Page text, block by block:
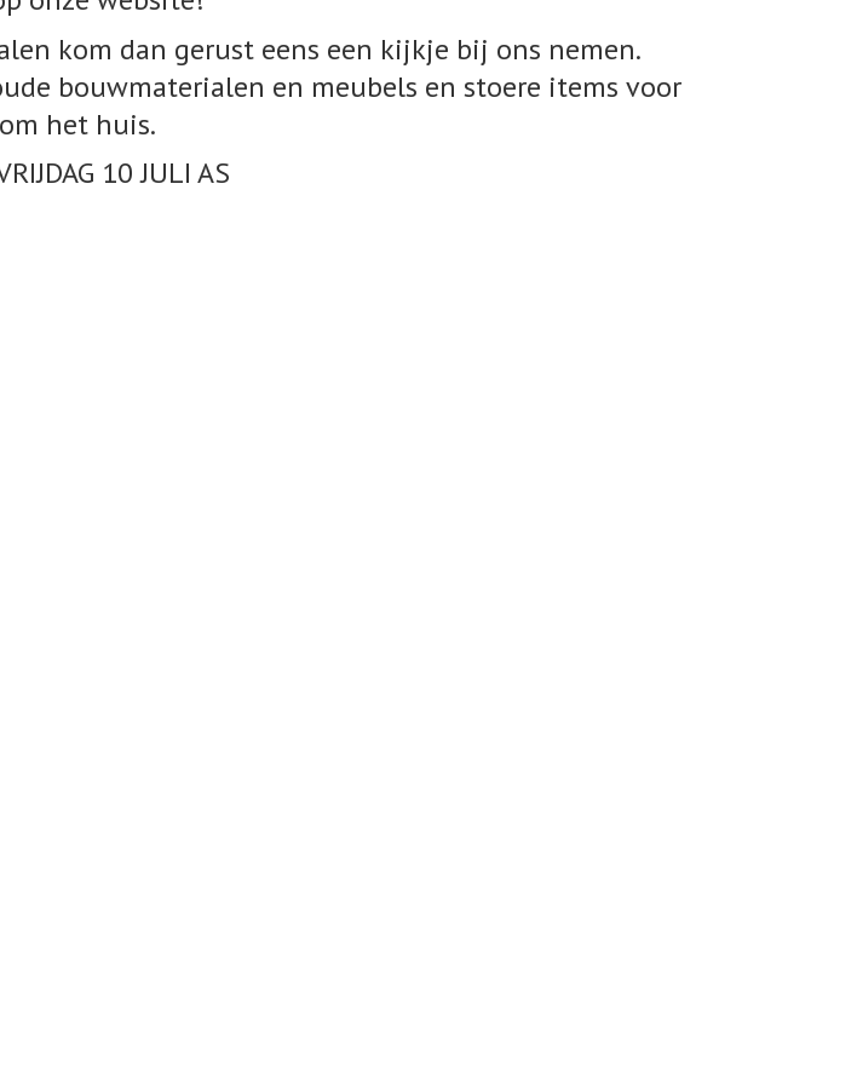
kom dan gerust eens een kijkje bij ons nemen.
bouwmaterialen en meubels en stoere items voor
het huis.
10JULI AS